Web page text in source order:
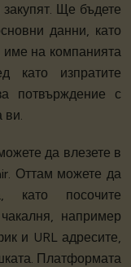
Ще бъдете
данни, като
на компанията
като изпратите
потвърждение с
ви.
да влезете в
Оттам можете да
като посочите
например
и URL адресите,
Платформата